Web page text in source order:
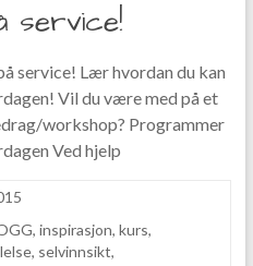
service!
service! Lær hvordan du kan
Vil du være med på et
workshop? Programmer
Ved hjelp
, inspirasjon, kurs,
, selvinnsikt,